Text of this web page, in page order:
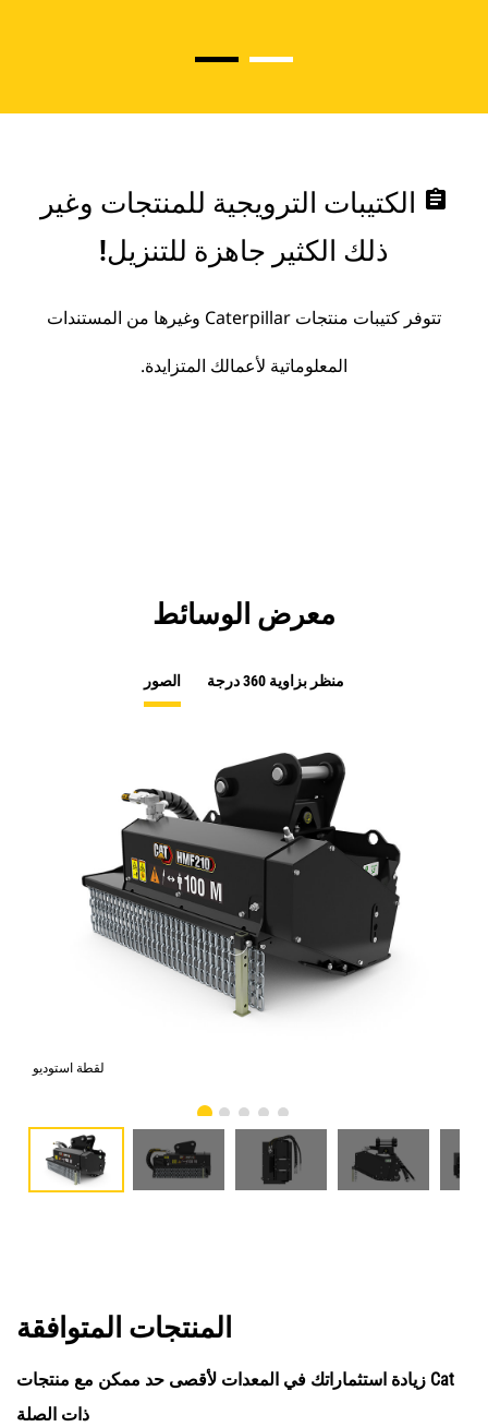
assignment الكتيبات الترويجية للمنتجات وغير
ذلك الكثير جاهزة للتنزيل!
تتوفر كتيبات منتجات Caterpillar وغيرها من المستندات
المعلوماتية لأعمالك المتزايدة.
معرض الوسائط
الصور منظر بزاوية 360 درجة
لقطة استوديو
المنتجات المتوافقة
زيادة استثماراتك في المعدات لأقصى حد ممكن مع منتجات Cat
ذات الصلة